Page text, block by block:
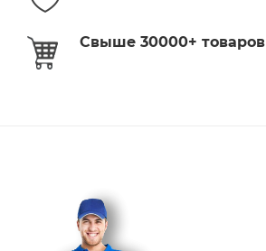
Свыше 30000+ товаров